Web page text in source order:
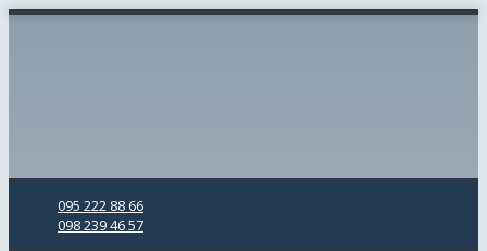
095 222 88 66
098 239 46 57